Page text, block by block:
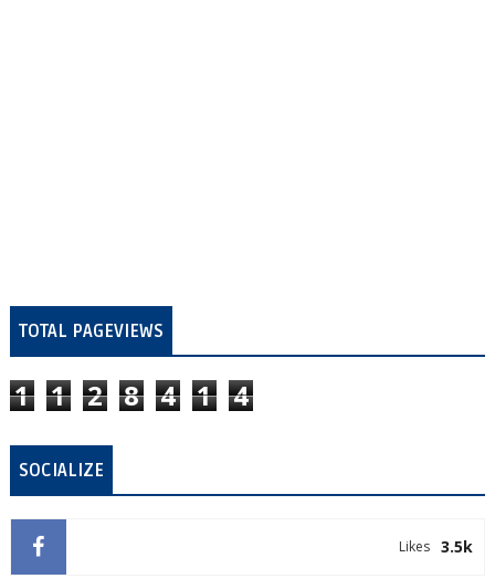
TOTAL PAGEVIEWS
1 1 2 8 4 1 4
SOCIALIZE
3.5k
Likes